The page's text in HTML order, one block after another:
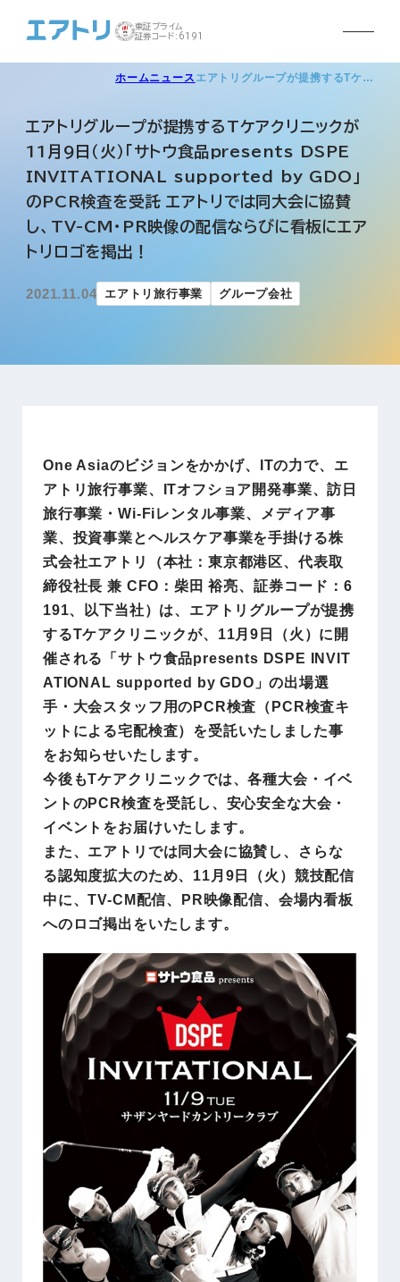
東証プライム
証券コード:6191
ホームニュース エアトリグループが提携するTケ…
エアトリグループが提携するTケアクリニックが
11月9日（火）「サトウ食品presents DSPE
INVITATIONAL supported by GDO」
のPCR検査を受託 エアトリでは同大会に協賛
し、TV-CM・PR映像の配信ならびに看板にエア
トリロゴを掲出！
2021.11.04 エアトリ旅行事業 グループ会社
One Asiaのビジョンをかかげ、ITの力で、エ
アトリ旅行事業、ITオフショア開発事業、訪日
旅行事業・Wi-Fiレンタル事業、メディア事
業、投資事業とヘルスケア事業を手掛ける株
式会社エアトリ（本社：東京都港区、代表取
締役社長 兼 CFO：柴田 裕亮、証券コード：6
191、以下当社）は、エアトリグループが提携
するTケアクリニックが、11月9日（火）に開
催される「サトウ食品presents DSPE INVIT
ATIONAL supported by GDO」の出場選
手・大会スタッフ用のPCR検査（PCR検査キ
ットによる宅配検査）を受託いたしました事
をお知らせいたします。
今後もTケアクリニックでは、各種大会・イベ
ントのPCR検査を受託し、安心安全な大会・
イベントをお届けいたします。
また、エアトリでは同大会に協賛し、さらな
る認知度拡大のため、11月9日（火）競技配信
中に、TV-CM配信、PR映像配信、会場内看板
へのロゴ掲出をいたします。